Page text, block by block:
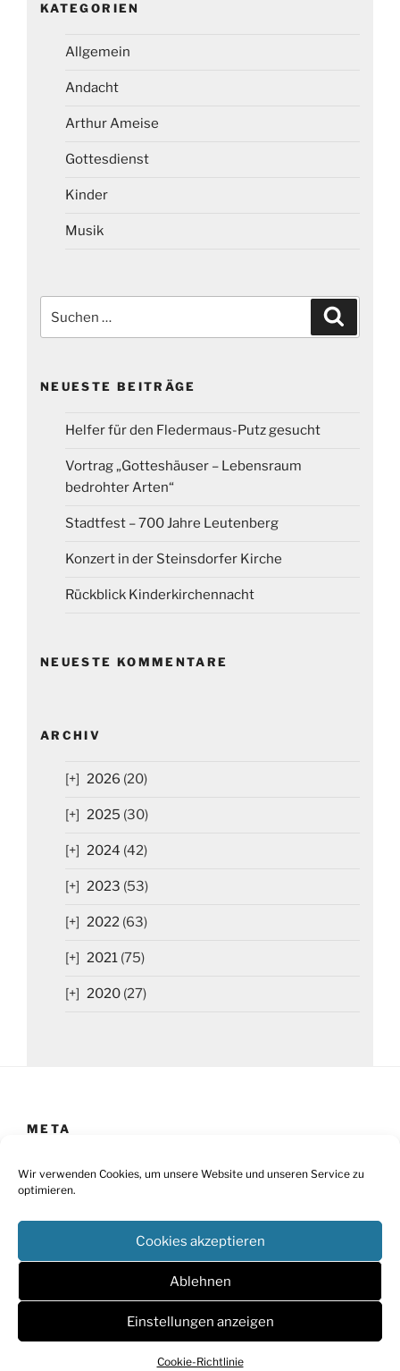
Wir verwenden Cookies, um unsere Website und unseren Service zu
optimieren.
Cookies akzeptieren
Ablehnen
Einstellungen anzeigen
Cookie-Richtlinie
KATEGORIEN
Allgemein
Andacht
Arthur Ameise
Gottesdienst
Kinder
Musik
nach:
NEUESTE BEITRÄGE
Helfer für den Fledermaus-Putz gesucht
Vortrag „Gotteshäuser – Lebensraum
bedrohter Arten“
Stadtfest – 700 Jahre Leutenberg
Konzert in der Steinsdorfer Kirche
Rückblick Kinderkirchennacht
NEUESTE KOMMENTARE
ARCHIV
2026 (20)
2025 (30)
2024 (42)
2023 (53)
2022 (63)
2021 (75)
2020 (27)
META
Impressum
Cookie-Richtlinie